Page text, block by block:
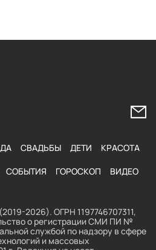
СВАДЬБЫ ДЕТИ КРАСОТА
СОБЫТИЯ ГОРОСКОП ВИДЕО
2026). ОГРН 1197746707311,
о регистрации СМИ ПИ №
службой по надзору в сфере
и массовых